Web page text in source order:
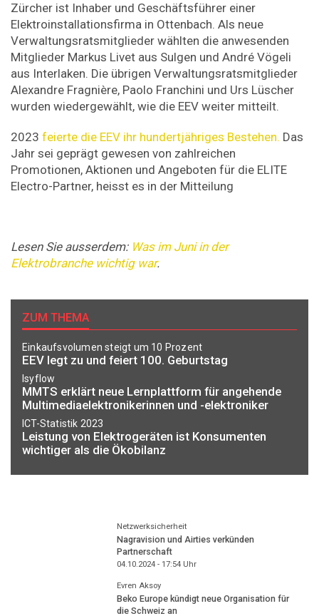
Zürcher ist Inhaber und Geschäftsführer einer
Elektroinstallationsfirma in Ottenbach. Als neue
Verwaltungsratsmitglieder wählten die anwesenden
Mitglieder Markus Livet aus Sulgen und André Vögeli
aus Interlaken. Die übrigen Verwaltungsratsmitglieder
Alexandre Fragnière, Paolo Franchini und Urs Lüscher
wurden wiedergewählt, wie die EEV weiter mitteilt.
2023 feierte die EEV ihr hundertjähriges Bestehen. Das
Jahr sei geprägt gewesen von zahlreichen
Promotionen, Aktionen und Angeboten für die ELITE
Electro-Partner, heisst es in der Mitteilung
Lesen Sie ausserdem: Was im Juni in der
Elektrobranche wichtig war.
ZUM THEMA
Einkaufsvolumen steigt um 10 Prozent
EEV legt zu und feiert 100. Geburtstag
Isyflow
MMTS erklärt neue Lernplattform für angehende
Multimediaelektronikerinnen und -elektroniker
ICT-Statistik 2023
Leistung von Elektrogeräten ist Konsumenten
wichtiger als die Ökobilanz
Netzwerksicherheit
Nagravision und Airties verkünden
Partnerschaft
04.10.2024 - 17:54Uhr
Evren Aksoy
Beko Europe kündigt neue Organisation für
die Schweiz an